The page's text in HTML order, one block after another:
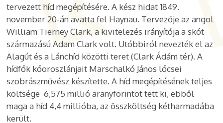
tervezett híd megépítésére. A kész hidat 1849.
november 20-án avatta fel Haynau. Tervezője az angol
William Tierney Clark, a kivitelezés irányítója a skót
származású Adam Clark volt. Utóbbiról nevezték el az
Alagút és a Lánchíd közötti teret (Clark Ádám tér). A
hídfők kőoroszlánjait Marschalkó János lőcsei
szobrászművész készítette. A híd megépítésének teljes
költsége 6,575 millió aranyforintot tett ki, ebből
maga a híd 4,4 millióba, az összköltség kétharmadába
került.